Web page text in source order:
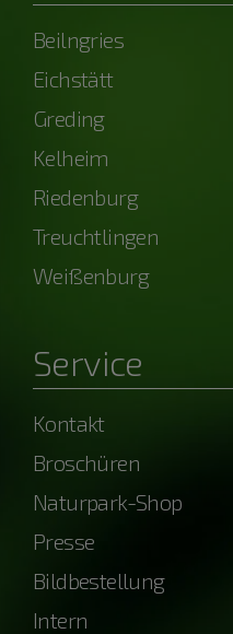
Beilngries
Eichstätt
Greding
Kelheim
Riedenburg
Treuchtlingen
Weißenburg
Service
Kontakt
Broschüren
Naturpark-Shop
Presse
Bildbestellung
Intern